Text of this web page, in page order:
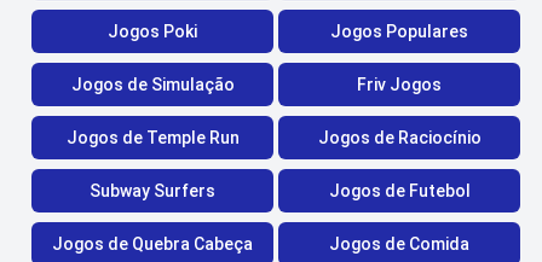
Jogos Poki Jogos Populares
Jogos de Simulação Friv Jogos
Jogos de Temple Run Jogos de Raciocínio
Subway Surfers Jogos de Futebol
Jogos de Quebra Cabeça Jogos de Comida